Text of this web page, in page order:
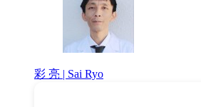
彩 亮 | Sai Ryo